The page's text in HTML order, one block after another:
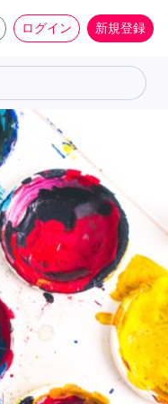
ログイン 新規登録